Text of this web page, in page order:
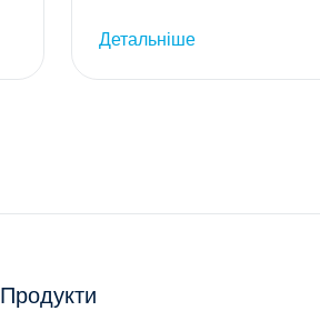
Детальніше
Продукти